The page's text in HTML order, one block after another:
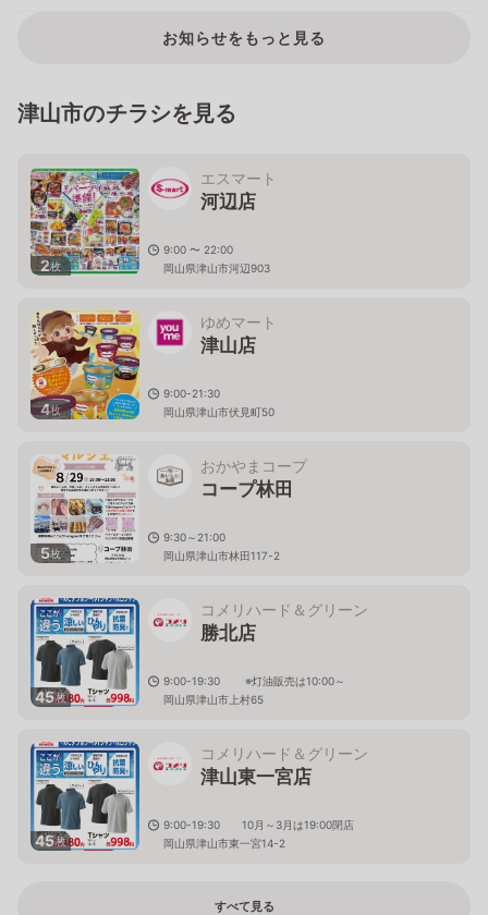
お知らせをもっと見る
津山市のチラシを見る
2枚
エスマート
河辺店
9:00 〜 22:00
岡山県津山市河辺903
4枚
ゆめマート
津山店
9:00-21:30
岡山県津山市伏見町50
5枚
おかやまコープ
コープ林田
9:30～21:00
岡山県津山市林田117-2
45枚
コメリハード＆グリーン
勝北店
9:00-19:30 ※灯油販売は10:00～
岡山県津山市上村65
45枚
コメリハード＆グリーン
津山東一宮店
9:00-19:30 10月～3月は19:00閉店
岡山県津山市東一宮14-2
すべて見る